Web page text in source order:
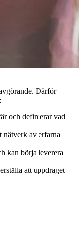
Därför
och definierar vad
nätverk av erfarna
kan börja leverera
att uppdraget